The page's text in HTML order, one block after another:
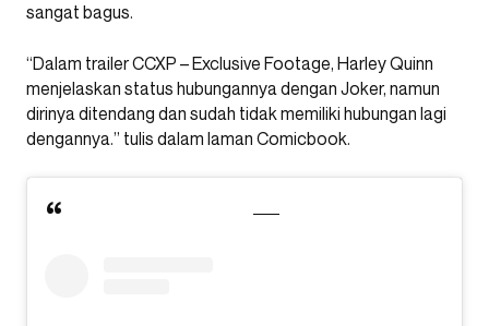
sangat bagus.
“Dalam trailer CCXP – Exclusive Footage, Harley Quinn
menjelaskan status hubungannya dengan Joker, namun
dirinya ditendang dan sudah tidak memiliki hubungan lagi
dengannya.” tulis dalam laman Comicbook.